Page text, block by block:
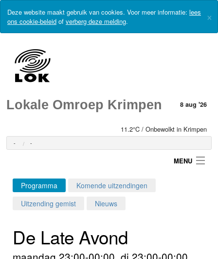
Deze website maakt gebruik van cookies. Voor meer informatie: lees
ons cookie-beleid of verberg deze melding. ×
Lokale Omroep Krimpen 8 aug '26
11.2°C / Onbewolkt in Krimpen
- -
MENU
Login
Programma's
Programma
Komende uitzendingen
Uitzending gemist
Nieuws
De Late Avond